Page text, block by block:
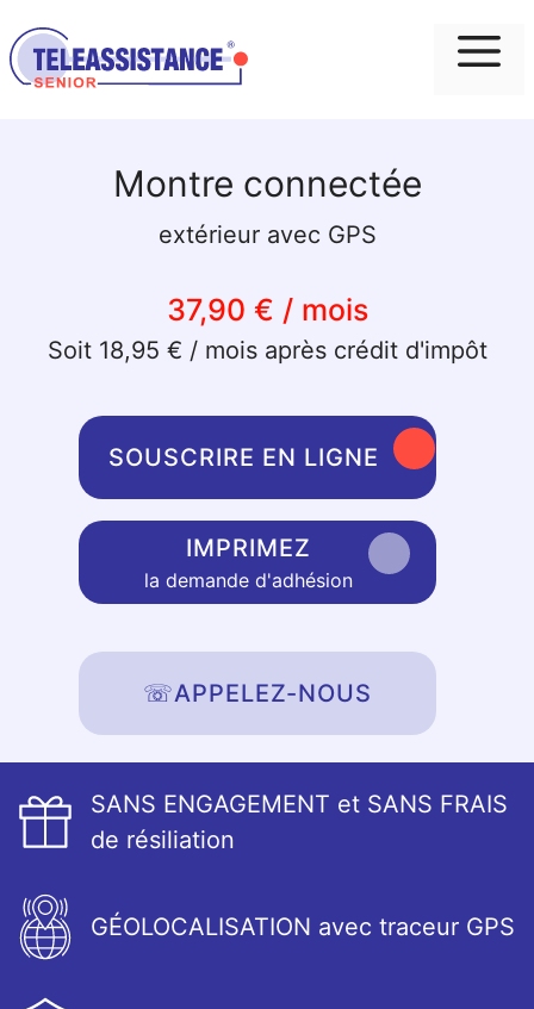
Montre connectée
extérieur avec GPS
37,90 € / mois
Soit 18,95 € / mois après crédit d'impôt
SOUSCRIRE EN LIGNE
IMPRIMEZ
la demande d'adhésion
☏APPELEZ-NOUS
SANS ENGAGEMENT et SANS FRAIS
de résiliation
GÉOLOCALISATION avec traceur GPS